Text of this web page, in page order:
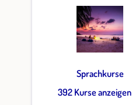
Sprachkurse
392 Kurse anzeigen